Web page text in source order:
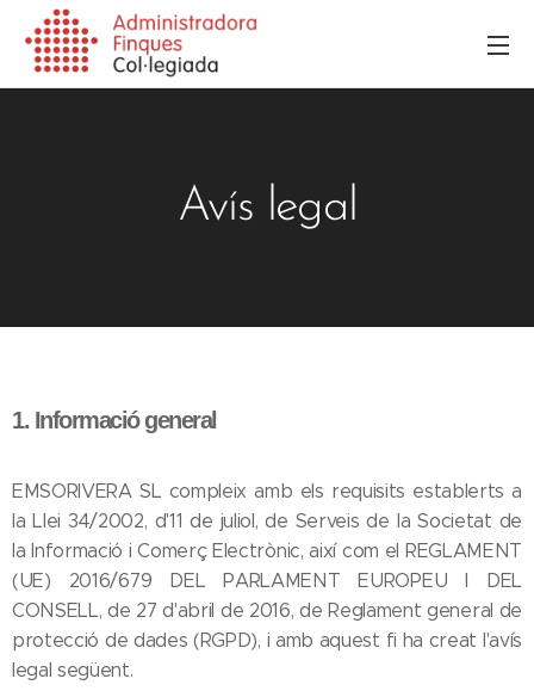
Avís legal
1. Informació general
EMSORIVERA SL compleix amb els requisits establerts a
la Llei 34/2002, d'11 de juliol, de Serveis de la Societat de
la Informació i Comerç Electrònic, així com el REGLAMENT
(UE) 2016/679 DEL PARLAMENT EUROPEU I DEL
CONSELL, de 27 d'abril de 2016, de Reglament general de
protecció de dades (RGPD), i amb aquest fi ha creat l'avís
legal següent.